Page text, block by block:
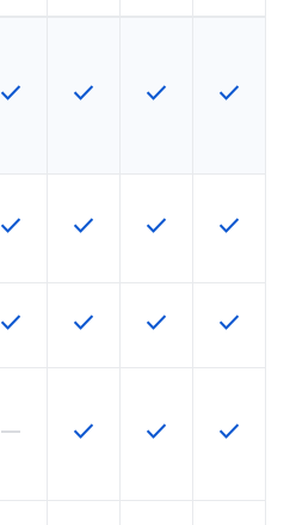
Cette fonctionnalité est disponible
check Cette fonctionnalité est
check Cette
check Cette
check
Cette fonctionnalité est disponible
check Cette fonctionnalité est
check Cette
check Cette
check
Cette fonctionnalité est disponible
check Cette fonctionnalité est
check Cette
check Cette
check
Cette fonctionnalité n'est pas
horizontal_rule Cette fonctionnalité est
check Cette
check Cette
check